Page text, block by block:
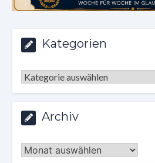
Kategorien
Kategorien
Archiv
Archiv